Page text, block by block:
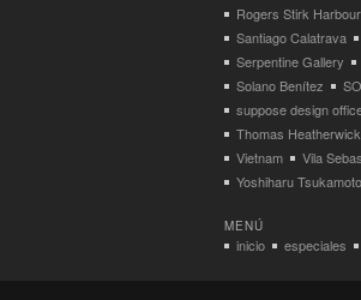
Rogers Stirk
Santiago Calatrava
Serpentine Gallery
Solano Benítez
suppose design
Thomas Heatherwick
Vietnam
Vila
Yoshiharu Tsukamoto
MENÚ
inicio especiales